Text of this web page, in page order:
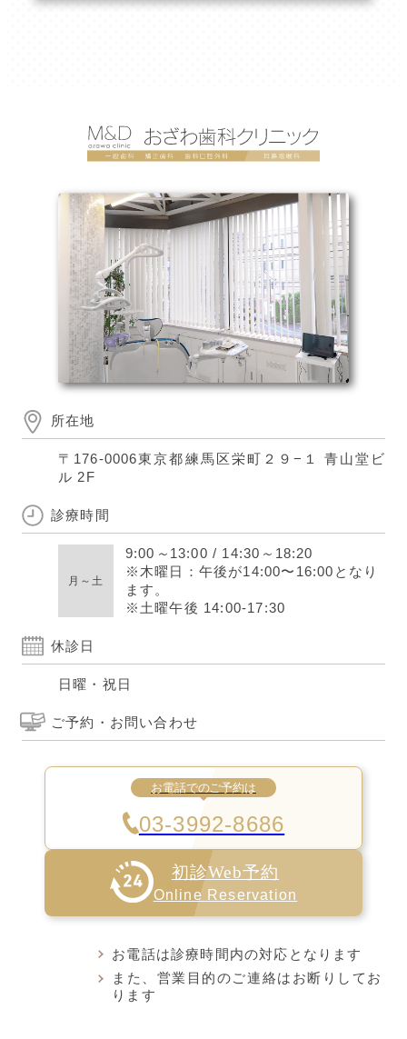
所在地
〒176-0006東京都練馬区栄町２９−１ 青山堂ビ
ル 2F
診療時間
月～土
9:00 ～ 13:00 / 14:30 ～ 18:20
※木曜日：午後が14:00〜16:00となり
ます。
※土曜午後 14:00-17:30
休診日
日曜・祝日
ご予約・お問い合わせ
お電話でのご予約は
03-3992-8686
初診Web予約
Online Reservation
お電話は診療時間内の対応となります
また、営業目的のご連絡はお断りしてお
ります